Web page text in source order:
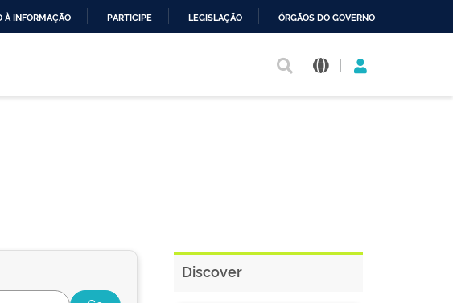
À INFORMAÇÃO PARTICIPE LEGISLAÇÃO ÓRGÃOS DO GOVERNO
|
Discover